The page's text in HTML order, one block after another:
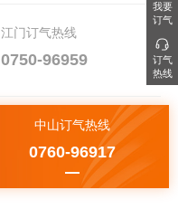
江门订气热线
0750-96959
中山订气热线
0760-96917
我要
订气
订气
热线